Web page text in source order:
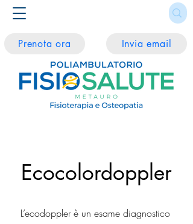
Prenota ora Invia email
Ecocolordoppler
L’ecodoppler è un esame diagnostico